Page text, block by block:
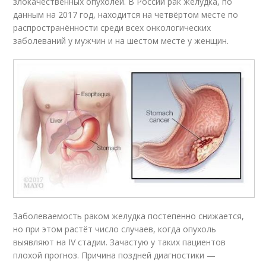
данным на 2017 год, находится на четвёртом месте по
распространённости среди всех онкологических
заболеваний у мужчин и на шестом месте у женщин.
Заболеваемость раком желудка постепенно снижается,
но при этом растёт число случаев, когда опухоль
выявляют на IV стадии. Зачастую у таких пациентов
плохой прогноз. Причина поздней диагностики —